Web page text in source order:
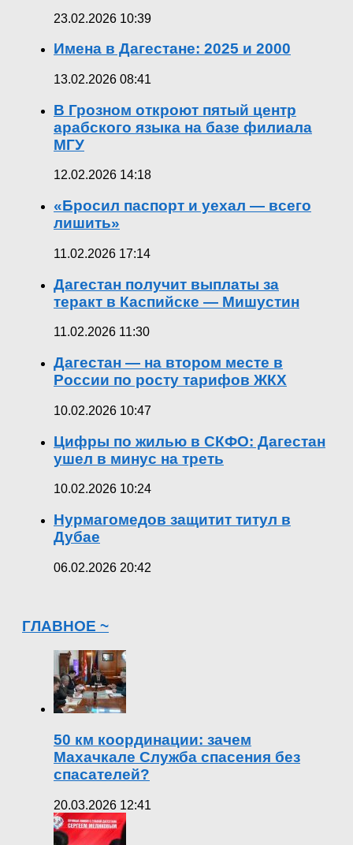
23.02.2026 10:39
Имена в Дагестане: 2025 и 2000
13.02.2026 08:41
В Грозном откроют пятый центр
арабского языка на базе филиала
МГУ
12.02.2026 14:18
«Бросил паспорт и уехал — всего
лишить»
11.02.2026 17:14
Дагестан получит выплаты за
теракт в Каспийске — Мишустин
11.02.2026 11:30
Дагестан — на втором месте в
России по росту тарифов ЖКХ
10.02.2026 10:47
Цифры по жилью в СКФО: Дагестан
ушел в минус на треть
10.02.2026 10:24
Нурмагомедов защитит титул в
Дубае
06.02.2026 20:42
ГЛАВНОЕ ~
50 км координации: зачем
Махачкале Служба спасения без
спасателей?
20.03.2026 12:41